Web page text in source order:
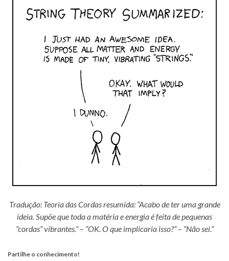
Tradução: Teoria das Cordas resumida: “Acabo de ter uma grande
ideia. Supõe que toda a matéria e energia é feita de pequenas
“cordas” vibrantes.” – “OK. O que implicaria isso?” – “Não sei.”
Partilhe o conhecimento!